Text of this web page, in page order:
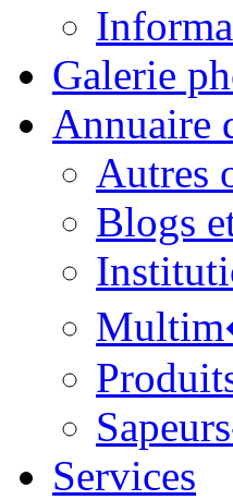
Galerie
Annuaire
Autres
Blogs
Services